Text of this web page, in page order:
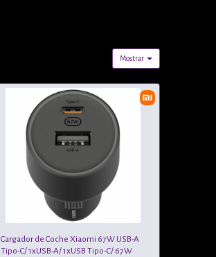
Mostrar
Cargador de Coche Xiaomi 67W USB-A
Tipo-C/ 1xUSB-A/ 1xUSB Tipo-C/ 67W